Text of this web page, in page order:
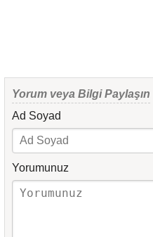
Yorum veya Bilgi Paylaşın
Ad Soyad
Yorumunuz